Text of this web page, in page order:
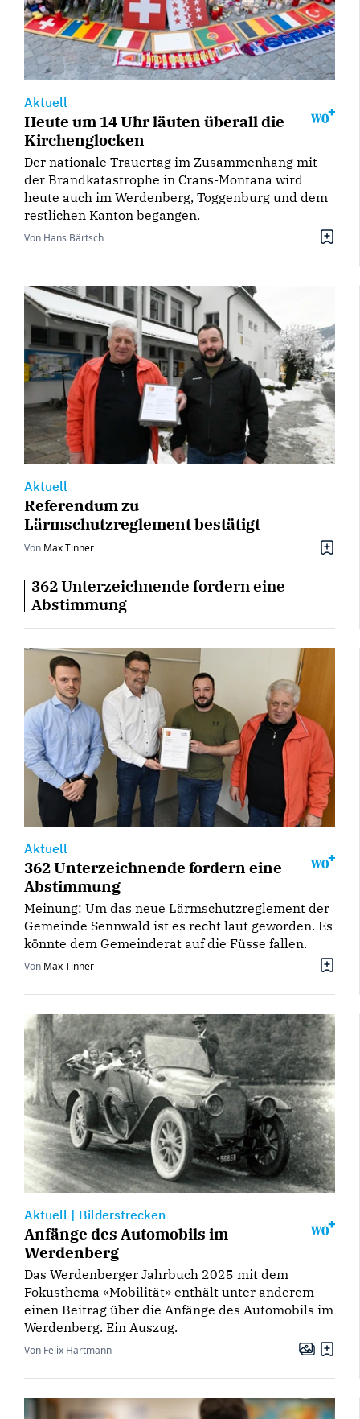
Aktuell
Heute um 14 Uhr läuten überall die
Kirchenglocken
Der nationale Trauertag im Zusammenhang mit
der Brandkatastrophe in Crans-Montana wird
heute auch im Werdenberg, Toggenburg und dem
restlichen Kanton begangen.
Von Hans Bärtsch
Aktuell
Referendum zu
Lärmschutzreglement bestätigt
Von Max Tinner
362 Unterzeichnende fordern eine
Abstimmung
Aktuell
362 Unterzeichnende fordern eine
Abstimmung
Meinung: Um das neue Lärmschutzreglement der
Gemeinde Sennwald ist es recht laut geworden. Es
könnte dem Gemeinderat auf die Füsse fallen.
Von Max Tinner
Aktuell | Bilderstrecken
Anfänge des Automobils im
Werdenberg
Das Werdenberger Jahrbuch 2025 mit dem
Fokusthema «Mobilität» enthält unter anderem
einen Beitrag über die Anfänge des Automobils im
Werdenberg. Ein Auszug.
Von Felix Hartmann